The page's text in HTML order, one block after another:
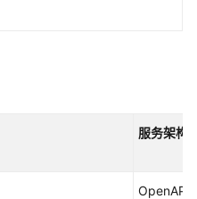
服务架构
OpenAPI